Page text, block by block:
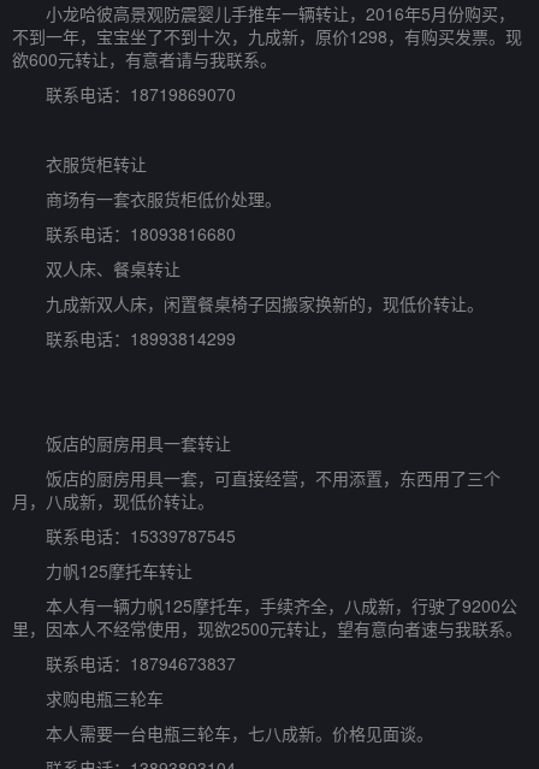
小龙哈彼高景观防震婴儿手推车一辆转让，2016年5月份购买，
不到一年，宝宝坐了不到十次，九成新，原价1298，有购买发票。现
欲600元转让，有意者请与我联系。
联系电话：18719869070
衣服货柜转让
商场有一套衣服货柜低价处理。
联系电话：18093816680
双人床、餐桌转让
九成新双人床，闲置餐桌椅子因搬家换新的，现低价转让。
联系电话：18993814299
饭店的厨房用具一套转让
饭店的厨房用具一套，可直接经营，不用添置，东西用了三个
月，八成新，现低价转让。
联系电话：15339787545
力帆125摩托车转让
本人有一辆力帆125摩托车，手续齐全，八成新，行驶了9200公
里，因本人不经常使用，现欲2500元转让，望有意向者速与我联系。
联系电话：18794673837
求购电瓶三轮车
本人需要一台电瓶三轮车，七八成新。价格见面谈。